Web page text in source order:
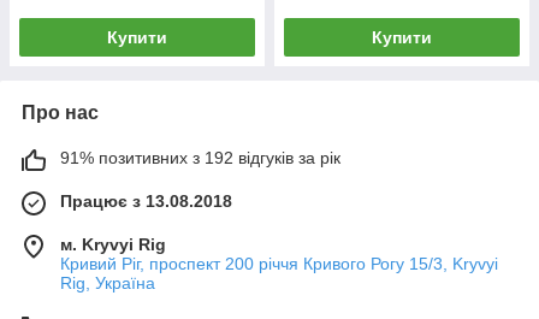
Купити Купити
Про нас
91% позитивних з 192 відгуків за рік
Працює з 13.08.2018
м. Kryvyi Rig
Кривий Ріг, проспект 200 річчя Кривого Рогу 15/3, Kryvyi
Rig, Україна